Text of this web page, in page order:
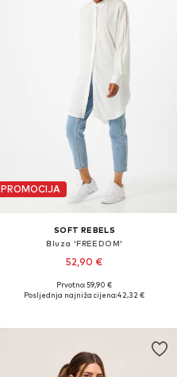
PROMOCIJA
SOFT REBELS
Bluza 'FREEDOM'
52,90 €
Dostupne veličine: XS, S, M, L, XL, XXL
Prvotno: 59,90 €
Posljednja najniža cijena:42,32 €